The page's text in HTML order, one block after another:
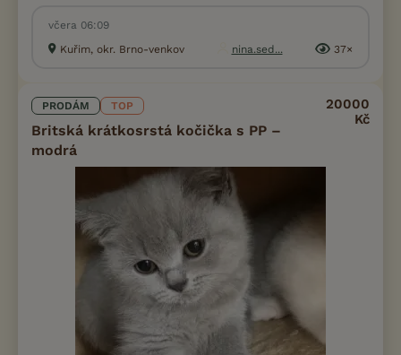
včera 06:09
Kuřim, okr. Brno-venkov
nina.sed... 37×
PRODÁM TOP
Britská krátkosrstá kočička s PP –
modrá
20000
Kč